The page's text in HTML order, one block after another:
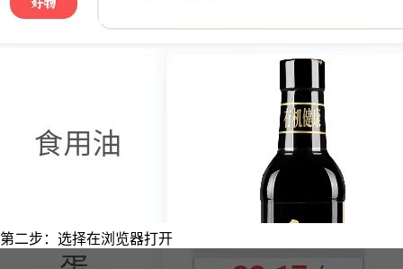
第二步：选择在浏览器打开